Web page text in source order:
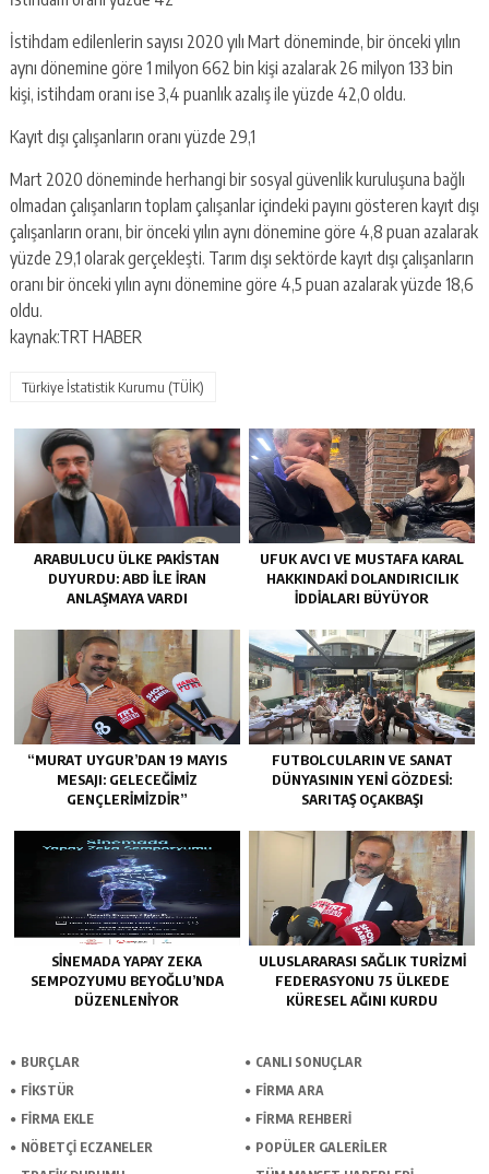
İstihdam edilenlerin sayısı 2020 yılı Mart döneminde, bir önceki yılın
aynı dönemine göre 1 milyon 662 bin kişi azalarak 26 milyon 133 bin
kişi, istihdam oranı ise 3,4 puanlık azalış ile yüzde 42,0 oldu.
Kayıt dışı çalışanların oranı yüzde 29,1
Mart 2020 döneminde herhangi bir sosyal güvenlik kuruluşuna bağlı
olmadan çalışanların toplam çalışanlar içindeki payını gösteren kayıt dışı
çalışanların oranı, bir önceki yılın aynı dönemine göre 4,8 puan azalarak
yüzde 29,1 olarak gerçekleşti. Tarım dışı sektörde kayıt dışı çalışanların
oranı bir önceki yılın aynı dönemine göre 4,5 puan azalarak yüzde 18,6
oldu.
kaynak:TRT HABER
Türkiye İstatistik Kurumu (TÜİK)
ARABULUCU ÜLKE PAKISTAN
DUYURDU: ABD ILE İRAN
ANLAŞMAYA VARDI
UFUK AVCI VE MUSTAFA KARAL
HAKKINDAKI DOLANDIRICILIK
İDDIALARI BÜYÜYOR
“MURAT UYGUR’DAN 19 MAYIS
MESAJI: GELECEĞIMIZ
GENÇLERIMIZDIR”
FUTBOLCULARIN VE SANAT
DÜNYASININ YENI GÖZDESI:
SARITAŞ OÇAKBAŞI
SINEMADA YAPAY ZEKA
SEMPOZYUMU BEYOĞLU’NDA
DÜZENLENIYOR
ULUSLARARASI SAĞLIK TURIZMI
FEDERASYONU 75 ÜLKEDE
KÜRESEL AĞINI KURDU
BURÇLAR
CANLI SONUÇLAR
FİKSTÜR
FİRMA ARA
FİRMA EKLE
FİRMA REHBERİ
NÖBETÇİ ECZANELER
POPÜLER GALERİLER